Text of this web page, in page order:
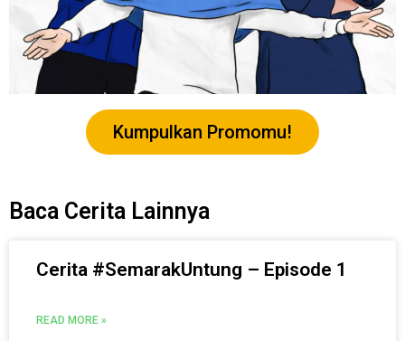
Kumpulkan Promomu!
Baca Cerita Lainnya
Cerita #SemarakUntung – Episode 1
READ MORE »